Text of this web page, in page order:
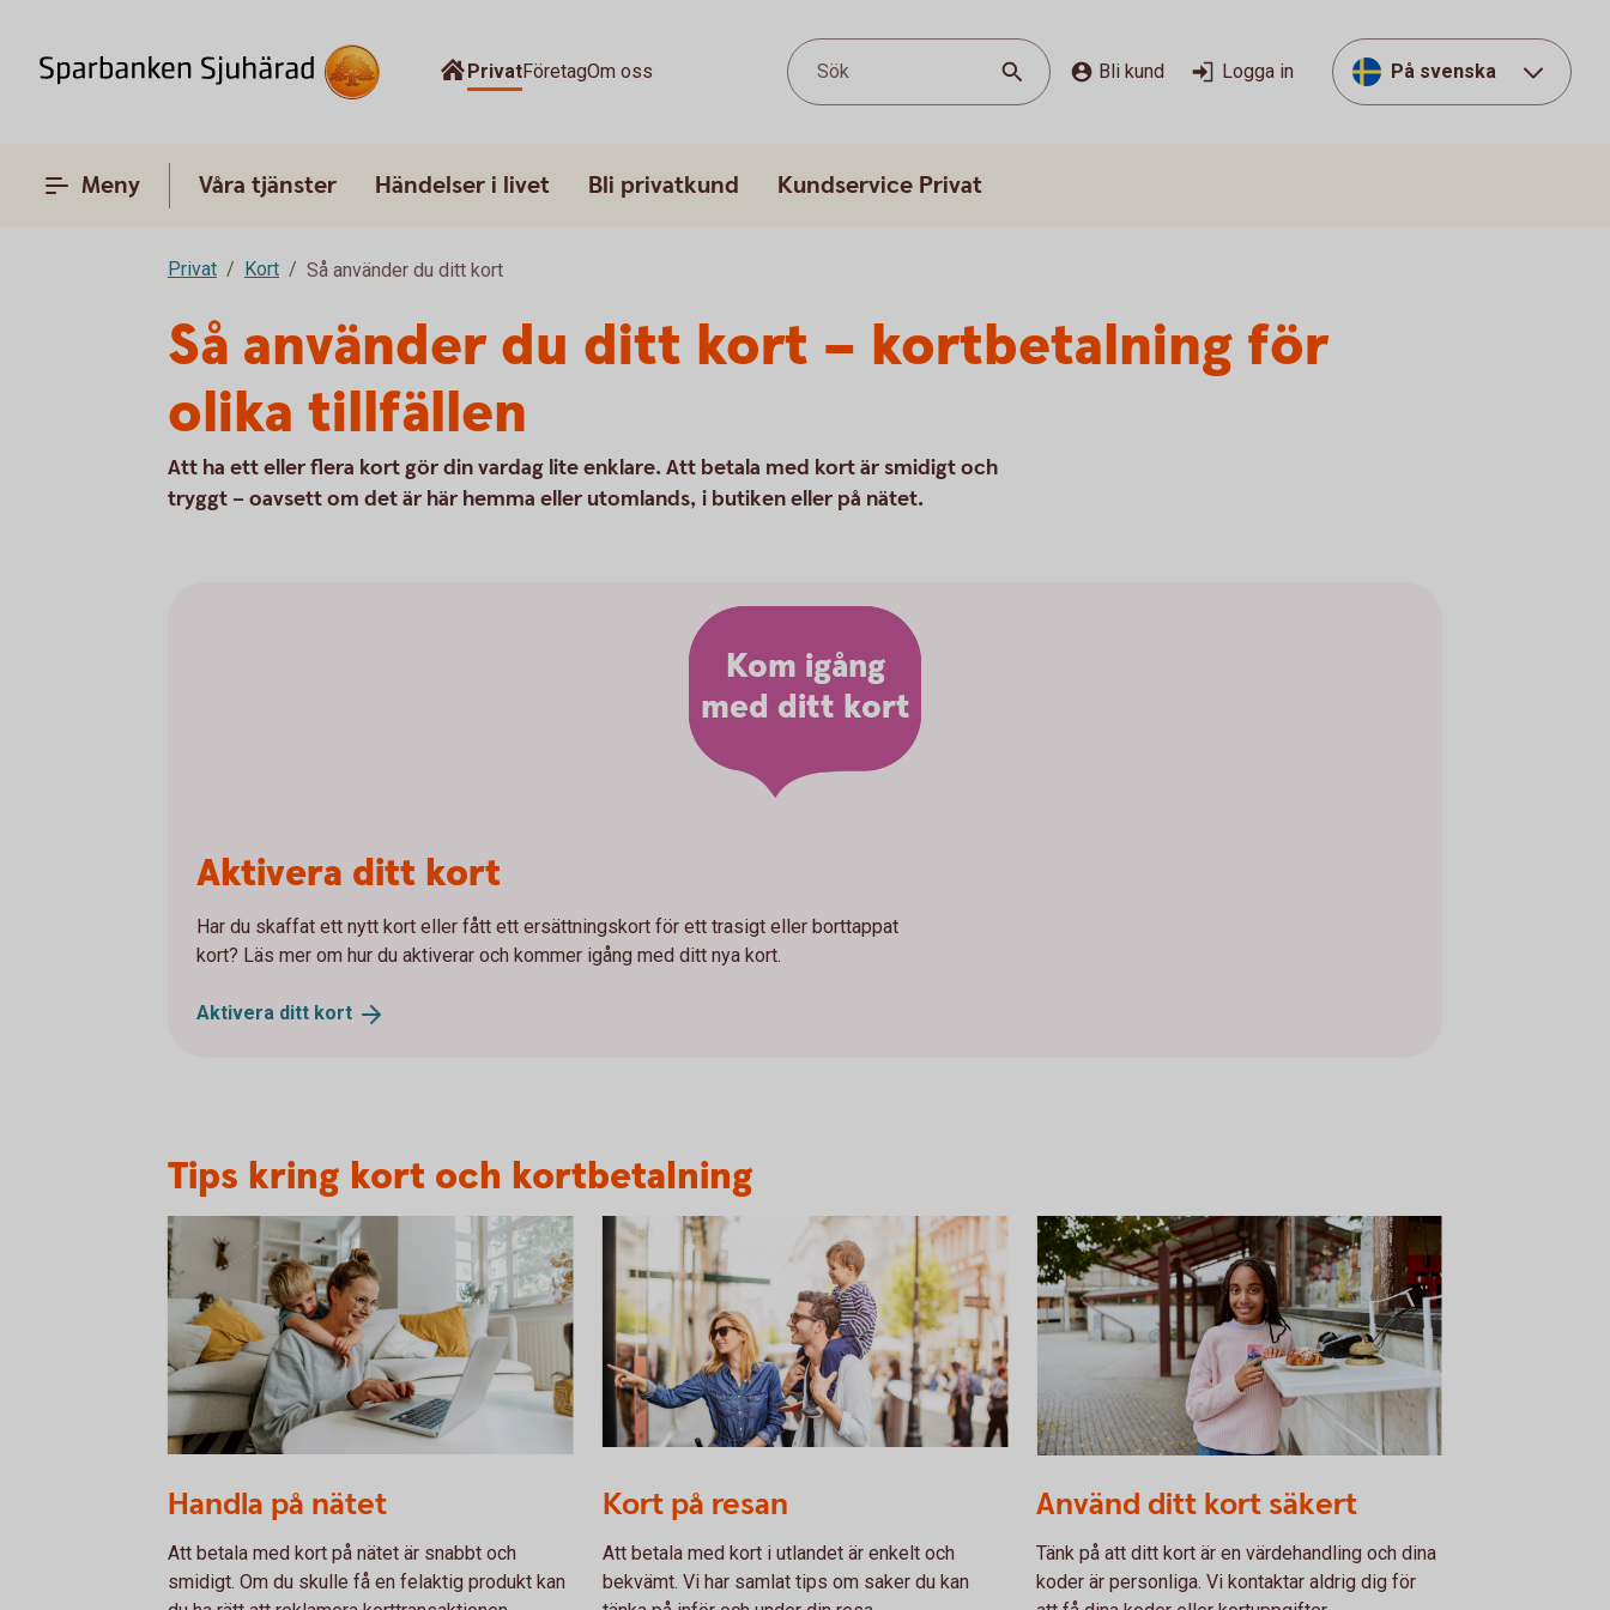
PrivatFöretagOm oss Sök Bli kund Logga in På svenska
Meny Våra tjänster Händelser i livet Bli privatkund Kundservice Privat
Privat Kort Så använder du ditt kort
Så använder du ditt kort – kortbetalning för
olika tillfällen
Att ha ett eller flera kort gör din vardag lite enklare. Att betala med kort är smidigt och
tryggt – oavsett om det är här hemma eller utomlands, i butiken eller på nätet.
Kom igång
med ditt kort
Aktivera ditt kort
Har du skaffat ett nytt kort eller fått ett ersättningskort för ett trasigt eller borttappat
kort? Läs mer om hur du aktiverar och kommer igång med ditt nya kort.
Aktivera ditt kort
Tips kring kort och kortbetalning
Handla på nätet
Att betala med kort på nätet är snabbt och
smidigt. Om du skulle få en felaktig produkt kan
Kort på resan
Att betala med kort i utlandet är enkelt och
bekvämt. Vi har samlat tips om saker du kan
Använd ditt kort säkert
Tänk på att ditt kort är en värdehandling och dina
koder är personliga. Vi kontaktar aldrig dig för